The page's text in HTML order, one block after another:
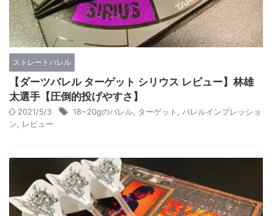
ストレートバレル
【ダーツバレル ターゲット シリウス レビュー】林雄
太選手【圧倒的投げやすさ】
2021/5/3 18~20gのバレル ターゲット
バレルインプレッショ
ン
レビュー